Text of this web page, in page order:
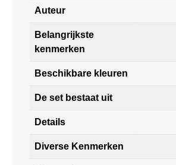
Auteur
Belangrijkste
kenmerken
Beschikbare kleuren
De set bestaat uit
Details
Diverse Kenmerken